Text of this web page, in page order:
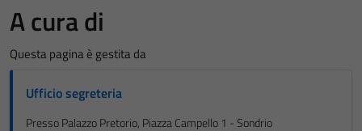
A cura di
Questa pagina è gestita da
Ufficio segreteria
Presso Palazzo Pretorio, Piazza Campello 1 - Sondrio